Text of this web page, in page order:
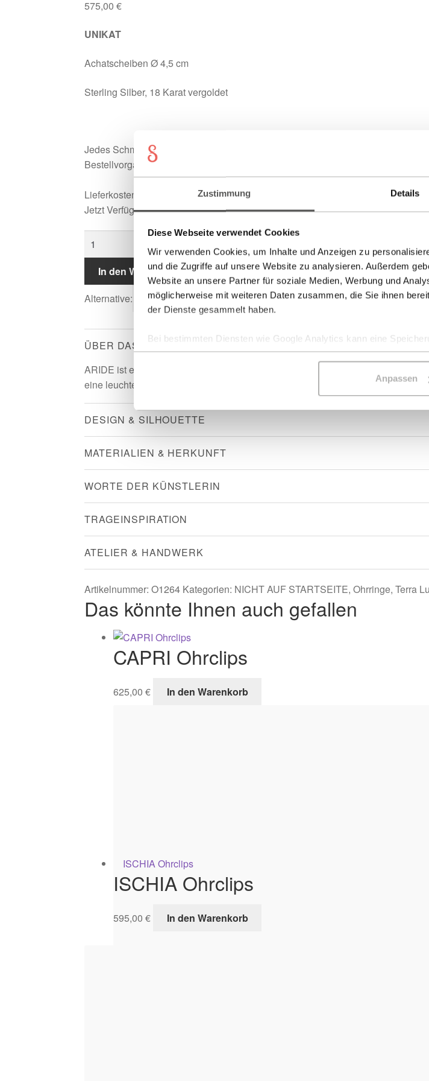
Zustimmung Details
Diese Webseite verwendet Cookies
Wir verwenden Cookies, um Inhalte und Anzeigen zu
und die Zugriffe auf unsere Website zu analysieren. Außerdem
Website an unsere Partner für soziale Medien, Werbung und
möglicherweise mit weiteren Daten zusammen, die Sie ihnen
der Dienste gesammelt haben.
Bei bestimmten Diensten wie Google Analytics kann eine
ausgeschlossen werden.
Anpassen
575,00€
UNIKAT
Achatscheiben Ø 4,5 cm
Sterling Silber, 18 Karat vergoldet
Jedes Schmuckstück wird in Handarbeit individuell gefertigt. Auch in Gelb-
Bestellvorgang vermerken.
Lieferkosten & Lieferzeit werden beim Check-Out berechnet.
Jetzt Verfügbar
Ohrstecker
Menge
In den Warenkorb
Alternative:
ÜBER DAS SCHMUCKSTÜCK
ARIDE ist ein Paar Ohrstecker wie ein Stück Landschaft aus Licht – ruhig, klar
eine leuchtende Fläche am Ohr: modern und zugleich tief verwurzelt in der
DESIGN & SILHOUETTE
MATERIALIEN & HERKUNFT
WORTE DER KÜNSTLERIN
TRAGEINSPIRATION
ATELIER & HANDWERK
Artikelnummer:O1264 Kategorien: NICHT AUF STARTSEITE,Ohrringe,Terra
Das könnte Ihnen auch gefallen
CAPRI Ohrclips
625,00€ In den Warenkorb
ISCHIA Ohrclips
595,00€ In den Warenkorb